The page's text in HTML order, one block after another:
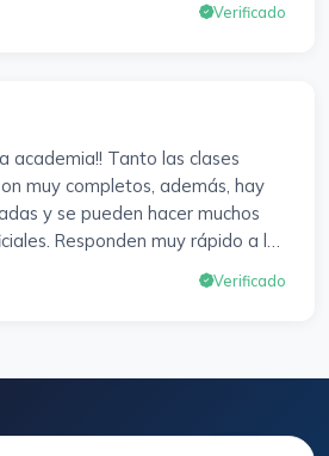
los sentidos.
Verificado
academia!! Tanto las clases
muy completos, además, hay
y se pueden hacer muchos
Responden muy rápido a los
días hay seminarios. Lo vuelvo a
Verificado